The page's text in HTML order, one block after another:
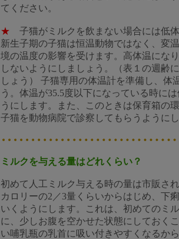
てください。
★ 子猫がミルクを飲まない場合には低
新生子期の子猫は恒温動物ではなく、変
境の温度の影響を受けます。高体温にな
しないようにしましょう。（表１の週齢
しょう） 子猫専用の体温計を準備し、体
う。体温が35.5度以下になっている時に
うにします。また、このときは保育箱の
子猫を動物病院で診察してもらうようにし
ミルクを与える量はどれくらい？
初めて人工ミルク与える時の量は市販さ
カロリーの2／3量くらいからはじめ、下
いくようにします。これは、初めてのミ
に、少しお腹を空かせた状態にしておく
い哺乳瓶の乳首に吸い付きやすくなるから